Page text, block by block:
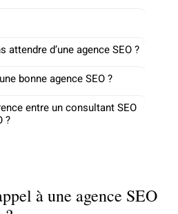
attendre d’une agence SEO ?
bonne agence SEO ?
entre un consultant SEO
?
à une agence SEO